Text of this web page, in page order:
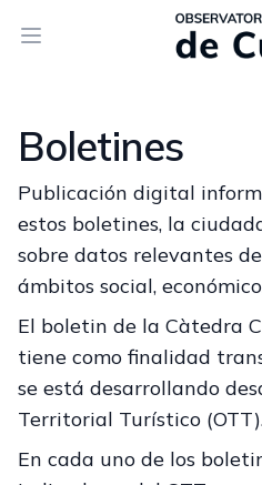
Open main menu
Boletines
Publicación digital
estos boletines, la
sobre datos relevantes
ámbitos social,
El boletin de la Càtedra
tiene como finalidad
se está desarrollando
Territorial Turístico
En cada uno de los